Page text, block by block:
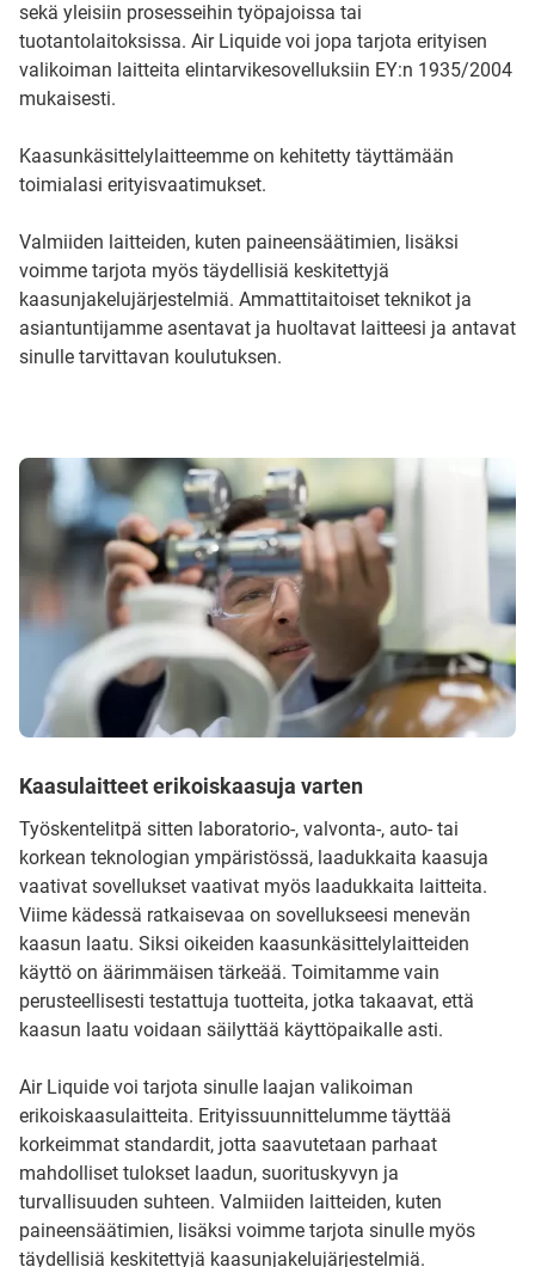
sekä yleisiin prosesseihin työpajoissa tai
tuotantolaitoksissa. Air Liquide voi jopa tarjota erityisen
valikoiman laitteita elintarvikesovelluksiin EY:n 1935/2004
mukaisesti.
Kaasunkäsittelylaitteemme on kehitetty täyttämään
toimialasi erityisvaatimukset.
Valmiiden laitteiden, kuten paineensäätimien, lisäksi
voimme tarjota myös täydellisiä keskitettyjä
kaasunjakelujärjestelmiä. Ammattitaitoiset teknikot ja
asiantuntijamme asentavat ja huoltavat laitteesi ja antavat
sinulle tarvittavan koulutuksen.
Kaasulaitteet erikoiskaasuja varten
Työskentelitpä sitten laboratorio-, valvonta-, auto- tai
korkean teknologian ympäristössä, laadukkaita kaasuja
vaativat sovellukset vaativat myös laadukkaita laitteita.
Viime kädessä ratkaisevaa on sovellukseesi menevän
kaasun laatu. Siksi oikeiden kaasunkäsittelylaitteiden
käyttö on äärimmäisen tärkeää. Toimitamme vain
perusteellisesti testattuja tuotteita, jotka takaavat, että
kaasun laatu voidaan säilyttää käyttöpaikalle asti.
Air Liquide voi tarjota sinulle laajan valikoiman
erikoiskaasulaitteita. Erityissuunnittelumme täyttää
korkeimmat standardit, jotta saavutetaan parhaat
mahdolliset tulokset laadun, suorituskyvyn ja
turvallisuuden suhteen. Valmiiden laitteiden, kuten
paineensäätimien, lisäksi voimme tarjota sinulle myös
täydellisiä keskitettyjä kaasunjakelujärjestelmiä.